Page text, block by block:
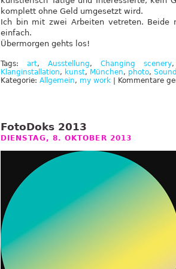
komplett ohne Geld umgesetzt wird.
Ich bin mit zwei Arbeiten vetreten. Beide
einfach.
Übermorgen gehts los!
Tags: art, Ausstellung, Changing scenery
Klanginstallation, kunst, München, photo,
Kategorie: Allgemein, my work Kommentare
FotoDoks 2013
DIENSTAG, 8. OKTOBER 2013